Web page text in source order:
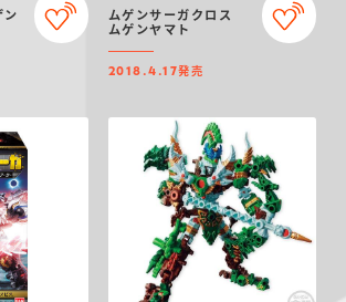
ムゲンサーガクロス
ムゲンヤマト
2018.4.17発売